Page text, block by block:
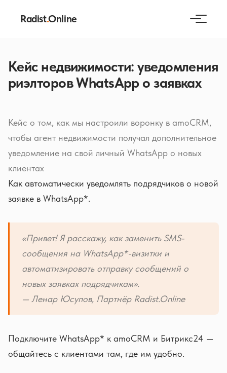
Radist.Online
Кейс недвижимости: уведомления
риэлторов WhatsApp о заявках
Кейс о том, как мы настроили воронку в amoCRM,
чтобы агент недвижимости получал дополнительное
уведомление на свой личный WhatsApp о новых
клиентах
Как автоматически уведомлять подрядчиков о новой
заявке в WhatsApp*.
«Привет! Я расскажу, как заменить SMS-
сообщения на WhatsApp*-визитки и
автоматизировать отправку сообщений о
новых заявках подрядчикам».
— Ленар Юсупов, Партнёр Radist.Online
Подключите WhatsApp* к amoCRM и Битрикс24 —
общайтесь с клиентами там, где им удобно.